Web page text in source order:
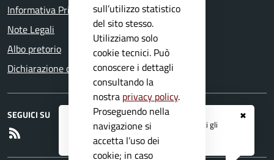
✖
Registrati ai serviziAPP IO
e ricevi tutti gli
aggiornamenti dall'Ente
Informativa Privacy
Note Legali
Albo pretorio
Dichiarazione di accessibilità
SEGUICI SU
sull’utilizzo statistico
del sito stesso.
Utilizziamo solo
cookie tecnici. Può
conoscere i dettagli
consultando la
nostra privacy policy.
Proseguendo nella
navigazione si
accetta l’uso dei
cookie; in caso